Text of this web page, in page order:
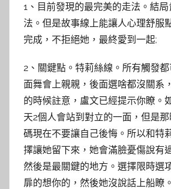
1、目前發現的最完美的走法。結
法。但是故事線上能讓人心理舒服
完成，不拒絕她，最終愛到一起;
2、關鍵點。特莉絲線。所有觸發
面舞會上親親，後面選啥都沒關系
的時候註意，盧文已經提示你瞭。
天2個人會站到對立的一面，但是
碼現在不要讓自己後悔。所以和特
擇讓她留下來，她會滿臉憂傷說有
然後是最關鍵的地方。選擇限時選
扉的想你的，然後她沒說話上船瞭